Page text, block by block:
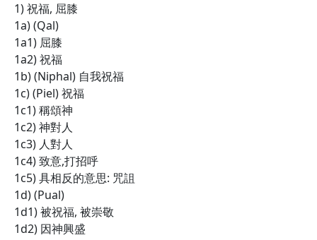
1) 祝福, 屈膝
1a) (Qal)
1a1) 屈膝
1a2) 祝福
1b) (Niphal) 自我祝福
1c) (Piel) 祝福
1c1) 稱頌神
1c2) 神對人
1c3) 人對人
1c4) 致意,打招呼
1c5) 具相反的意思: 咒詛
1d) (Pual)
1d1) 被祝福, 被崇敬
1d2) 因神興盛